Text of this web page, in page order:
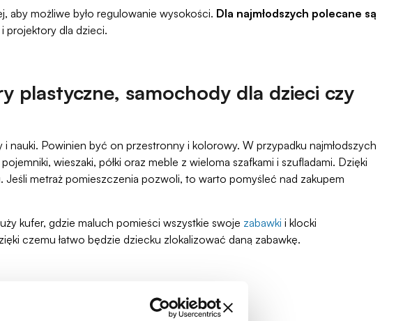
możliwe było regulowanie wysokości. Dla najmłodszych polecane są
projektory dla dzieci.
plastyczne, samochody dla dzieci czy
Powinien być on przestronny i kolorowy. W przypadku najmłodszych
wieszaki, półki oraz meble z wieloma szafkami i szufladami. Dzięki
metraż pomieszczenia pozwoli, to warto pomyśleć nad zakupem
kufer, gdzie maluch pomieści wszystkie swoje zabawki i klocki
czemu łatwo będzie dziecku zlokalizować daną zabawkę.